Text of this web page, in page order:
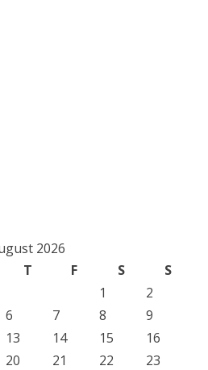
2026
T F S
S
1
2
6 7 8
9
13 14 15
16
20 21 22
23